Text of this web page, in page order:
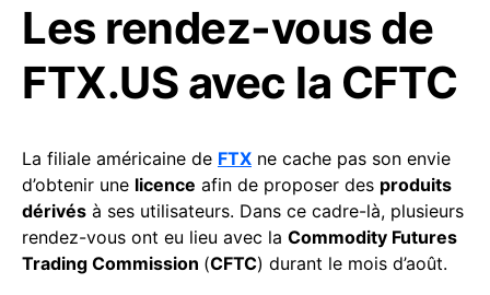
Les rendez-vous de
FTX.US avec la CFTC
La filiale américaine de FTX ne cache pas son envie
d’obtenir une licence afin de proposer des produits
dérivés à ses utilisateurs. Dans ce cadre-là, plusieurs
rendez-vous ont eu lieu avec la Commodity Futures
Trading Commission (CFTC) durant le mois d’août.